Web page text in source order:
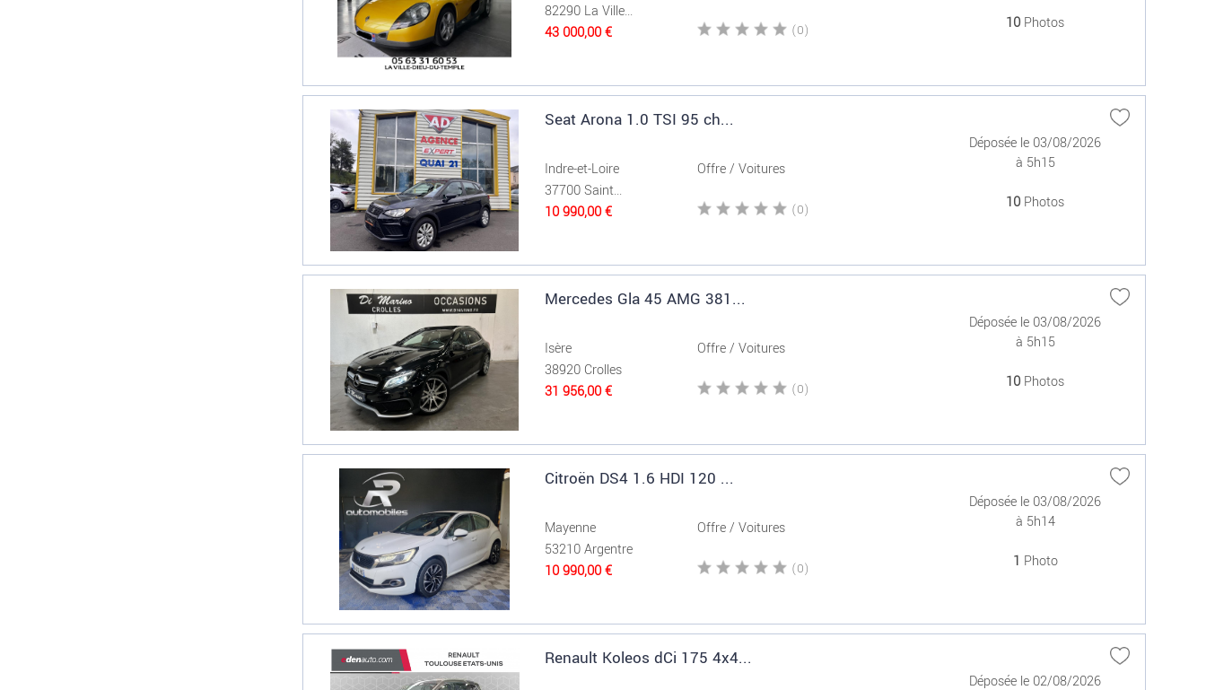
82290 La Ville...
43 000,00 €
(0) 10 Photos
Seat Arona 1.0 TSI 95 ch...
Indre-et-Loire
37700 Saint...
10 990,00 €
Offre / Voitures
(0)
Déposée le 03/08/2026
à 5h15
10 Photos
Mercedes Gla 45 AMG 381...
Isère
38920 Crolles
31 956,00 €
Offre / Voitures
(0)
Déposée le 03/08/2026
à 5h15
10 Photos
Citroën DS4 1.6 HDI 120 ...
Mayenne
53210 Argentre
10 990,00 €
Offre / Voitures
(0)
Déposée le 03/08/2026
à 5h14
1 Photo
Renault Koleos dCi 175 4x4...
Déposée le 02/08/2026